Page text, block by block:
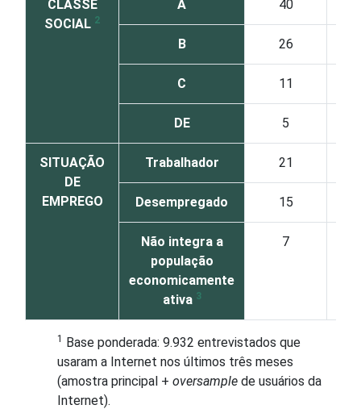
CLASSE
SOCIAL 2
A 40
B 26
C 11
DE 5
SITUAÇÃO
DE
EMPREGO
Trabalhador 21
Desempregado 15
Não integra a
população
economicamente
ativa 3
7
1 Base ponderada: 9.932 entrevistados que
usaram a Internet nos últimos três meses
(amostra principal + oversample de usuários da
Internet).